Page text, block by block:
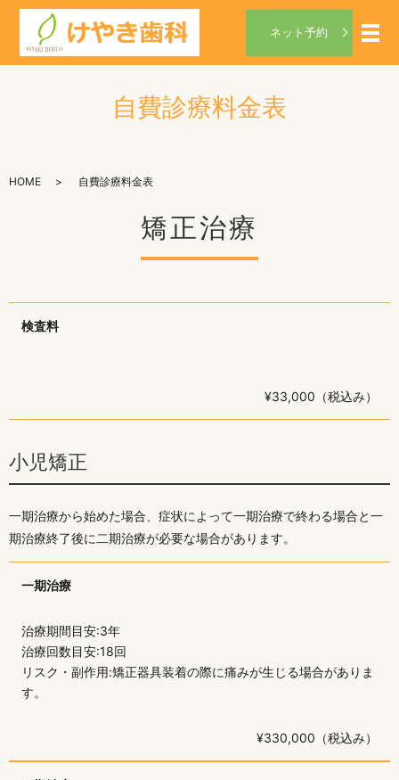
ネット予約 メ
自費診療料金表
HOME 自費診療料金表
矯正治療
検査料
¥33,000（税込み）
小児矯正
一期治療から始めた場合、症状によって一期治療で終わる場合と一
期治療終了後に二期治療が必要な場合があります。
一期治療
治療期間目安:3年
治療回数目安:18回
リスク・副作用:矯正器具装着の際に痛みが生じる場合がありま
す。
¥330,000（税込み）